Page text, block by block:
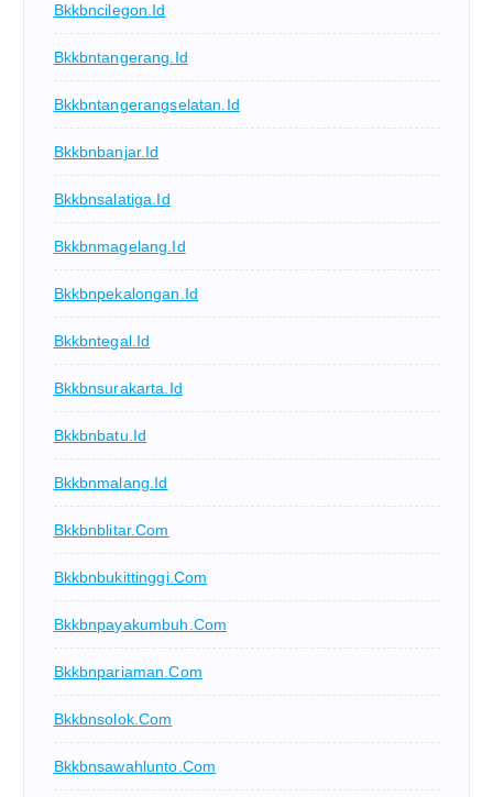
Bkkbncilegon.id
Bkkbntangerang.id
Bkkbntangerangselatan.id
Bkkbnbanjar.id
Bkkbnsalatiga.id
Bkkbnmagelang.id
Bkkbnpekalongan.id
Bkkbntegal.id
Bkkbnsurakarta.id
Bkkbnbatu.id
Bkkbnmalang.id
Bkkbnblitar.com
Bkkbnbukittinggi.com
Bkkbnpayakumbuh.com
Bkkbnpariaman.com
Bkkbnsolok.com
Bkkbnsawahlunto.com